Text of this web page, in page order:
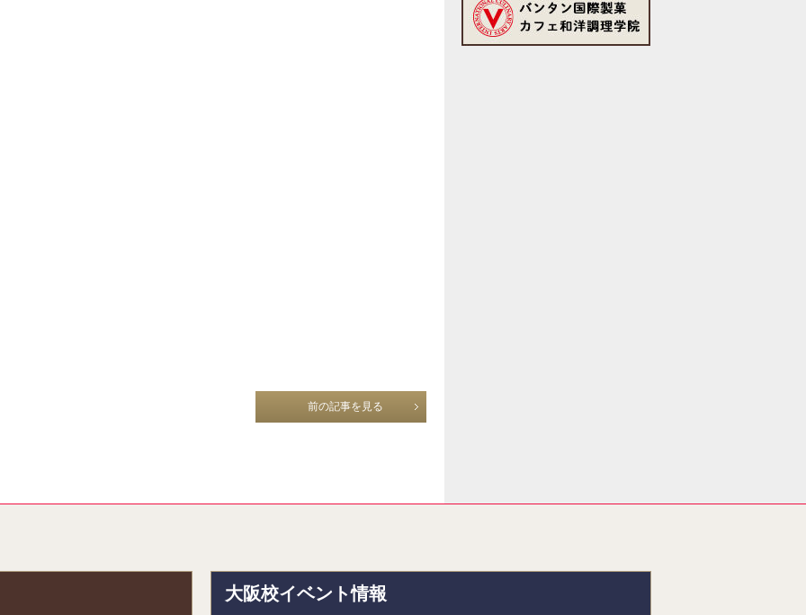
前の記事を見る
大阪校イベント情報